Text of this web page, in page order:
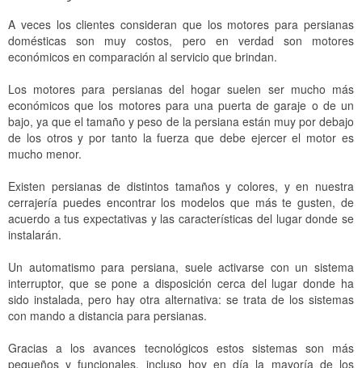
A veces los clientes consideran que los motores para persianas
domésticas son muy costos, pero en verdad son motores
económicos en comparación al servicio que brindan.
Los motores para persianas del hogar suelen ser mucho más
económicos que los motores para una puerta de garaje o de un
bajo, ya que el tamaño y peso de la persiana están muy por debajo
de los otros y por tanto la fuerza que debe ejercer el motor es
mucho menor.
Existen persianas de distintos tamaños y colores, y en nuestra
cerrajería puedes encontrar los modelos que más te gusten, de
acuerdo a tus expectativas y las características del lugar donde se
instalarán.
Un automatismo para persiana, suele activarse con un sistema
interruptor, que se pone a disposición cerca del lugar donde ha
sido instalada, pero hay otra alternativa: se trata de los sistemas
con mando a distancia para persianas.
Gracias a los avances tecnológicos estos sistemas son más
pequeños y funcionales, incluso hoy en día la mayoría de los